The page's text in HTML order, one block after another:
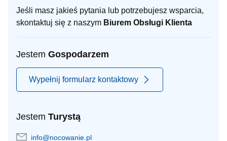
Jeśli masz jakieś pytania lub potrzebujesz wsparcia,
skontaktuj się z naszym Biurem Obsługi Klienta
Jestem Gospodarzem
Wypełnij formularz kontaktowy
Jestem Turystą
info@nocowanie.pl